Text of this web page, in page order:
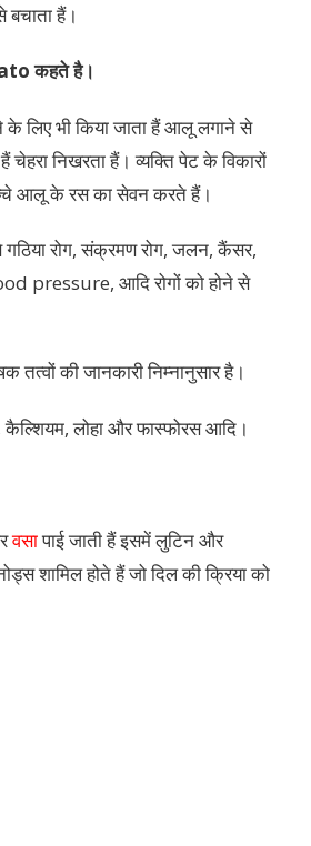
हैं।
कहते है।
के लिए भी किया जाता हैं आलू लगाने से
निखरता हैं। व्यक्ति पेट के विकारों
आलू के रस का सेवन करते हैं।
रोग, संक्रमण रोग, जलन, कैंसर,
pressure, आदि रोगों को होने से
तत्वों की जानकारी निम्नानुसार है।
कैल्शियम, लोहा और फास्फोरस आदि।
वसापाई जाती हैं इसमें लुटिन और
शामिल होते हैं जो दिल की क्रिया को